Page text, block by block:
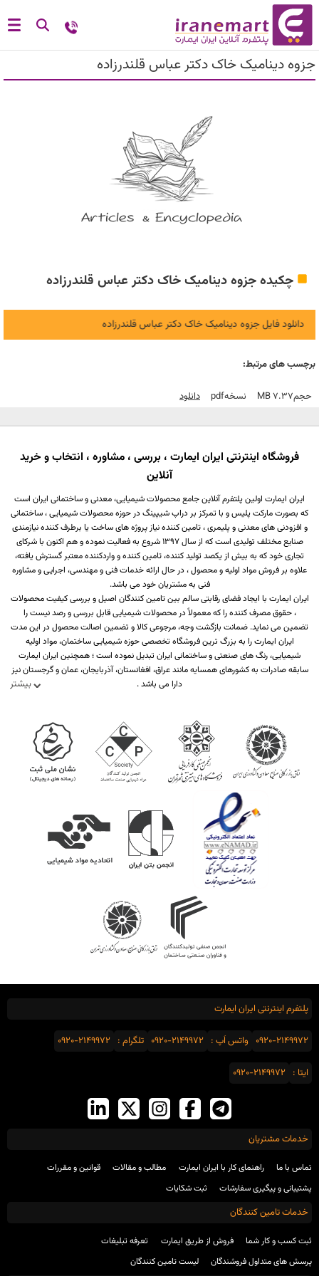
جزوه دینامیک خاک دکتر عباس قلندرزاده
چکیده جزوه دینامیک خاک دکتر عباس قلندرزاده
دانلود فایل جزوه دینامیک خاک دکتر عباس قلندرزاده
برچسب های مرتبط:
حجم7.37 MB نسخهPdf دانلود
فروشگاه اینترنتی ایران ایمارت ، بررسی ، مشاوره ، انتخاب و خرید
آنلاین
بیشتر
ایران ایمارت اولین پلتفرم آنلاین جامع محصولات شیمیایی، معدنی و ساختمانی ایران است
که بصورت مارکت پلیس و با تمرکز بر دراپ شیپینگ در حوزه محصولات شیمیایی ، ساختمانی
و افزودنی های معدنی و پلیمری ، تامین کننده نیاز پروژه های ساخت یا برطرف کننده نیازمندی
صنایع مختلف تولیدی است که از سال 1397 شروع به فعالیت نموده و هم اکنون با شرکای
تجاری خود که به بیش از یکصد تولید کننده، تامین کننده و واردکننده معتبر گسترش یافته،
علاوه بر فروش مواد اولیه و محصول ، در حال ارائه خدمات فنی و مهندسی، اجرایی و مشاوره
فنی به مشتریان خود می باشد.
ایران ایمارت با ایجاد فضای رقابتی سالم بین تامین کنندگان اصیل و بررسی کیفیت محصولات
، حقوق مصرف کننده را که معمولاً در محصولات شیمیایی قابل بررسی و رصد نیست را
تضمین می نماید. ضمانت بازگشت وجه، مرجوعی کالا و تضمین اصالت محصول در این مدت
ایران ایمارت را به بزرگ ترین فروشگاه تخصصی حوزه شیمیایی ساختمان، مواد اولیه
شیمیایی، رنگ های صنعتی و ساختمانی ایران تبدیل نموده است ؛ همچنین ایران ایمارت
سابقه صادرات به کشورهای همسایه مانند عراق، افغانستان، آذربایجان، عمان و گرجستان نیز
دارا می باشد .
پلتفرم اینترنتی ایران ایمارت
0920-2149972 واتس اَپ : 0920-2149972 تلگرام : 0920-2149972
ایتا : 0920-2149972
خدمات مشتریان
تماس با ما راهنمای کار با ایران ایمارت مطالب و مقالات
قوانین و مقررات
پشتیبانی و پیگیری سفارشات
ثبت شکایات
خدمات تامین کنندگان
ثبت کسب و کار شما فروش از طریق ایمارت
تعرفه تبلیغات
پرسش های متداول فروشندگان
لیست تامین کنندگان